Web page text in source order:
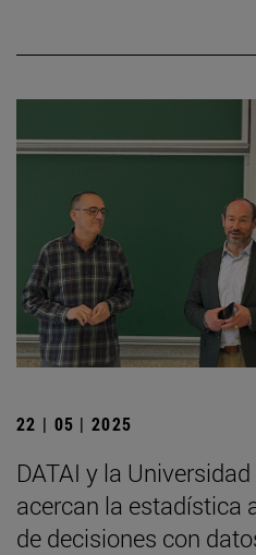
22 | 05 | 2025
DATAI y la
acercan la estadística
de decisiones con